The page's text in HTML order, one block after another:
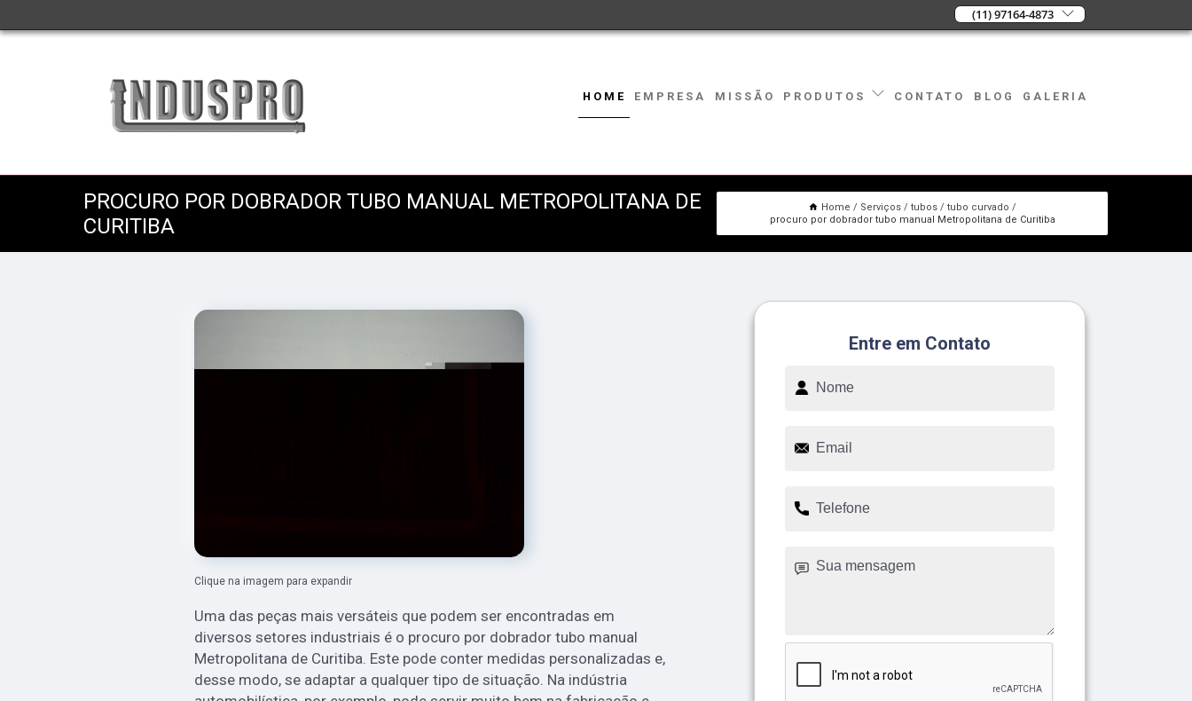
(11) 97164-4873
HOME EMPRESA MISSÃO PRODUTOS CONTATO BLOG GALERIA
PROCURO POR DOBRADOR TUBO MANUAL METROPOLITANA DE
CURITIBA
Home Serviços tubos
tubo curvado
procuro por dobrador tubo manual Metropolitana de Curitiba
Clique na imagem para expandir
Uma das peças mais versáteis que podem ser encontradas em
diversos setores industriais é o procuro por dobrador tubo manual
Metropolitana de Curitiba. Este pode conter medidas personalizadas e,
desse modo, se adaptar a qualquer tipo de situação. Na indústria
Entre em Contato